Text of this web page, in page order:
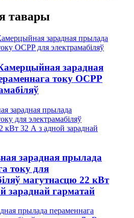
тавары
зарадная
току OCPP
зарадная прылада
току для
магутнасцю 22 кВт
зараднай гарматай